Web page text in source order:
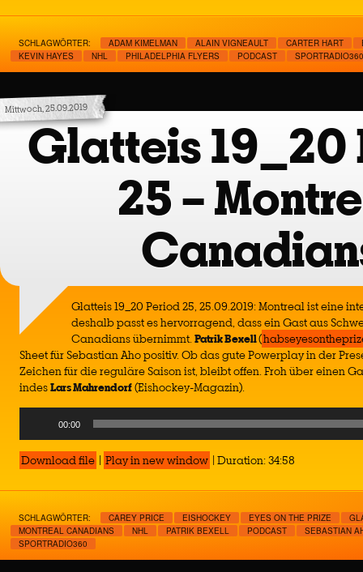
SCHLAGWÖRTER: ADAM KIMELMAN ALAIN VIGNEAULT CARTER HART
KEVIN HAYES
NHL PHILADELPHIA FLYERS PODCAST SPORTRADIO360
Mittwoch, 25.09.2019
Glatteis 19_20
25 –
Glatteis 19_20 Period 25, 25.09.2019: Montreal ist eine
deshalb passt es hervorragend, dass ein Gast aus
Canadians übernimmt.Patrik Bexell(
Sheet für Sebastian Aho positiv. Ob das gute Powerplay in der
Zeichen für die reguläre Saison ist, bleibt offen. Froh über einen
indesLarsMahrendorf(Eishockey-Magazin).
00:00
Download file | Play in new window | Duration: 34:58
SCHLAGWÖRTER: CAREY PRICE EISHOCKEY EYES ON THE PRIZE
MONTREAL CANADIANS
NHL PATRIK BEXELL PODCAST
SEBASTIAN
SPORTRADIO360